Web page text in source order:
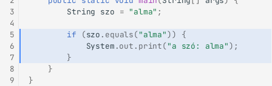
3
4
5
6
7
8
9
String szo = "alma" ;
if (szo . equals( "alma"))
{
System .out . print( "a szó: alma");
}
}
}